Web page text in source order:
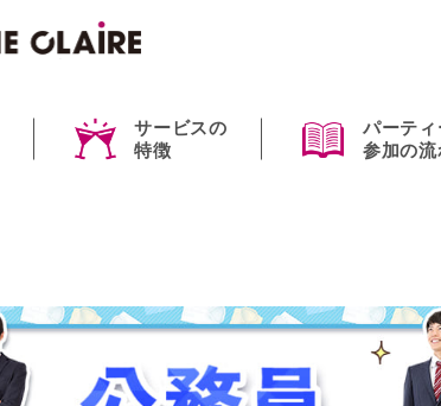
サービスの
特徴
パーティ
参加の流